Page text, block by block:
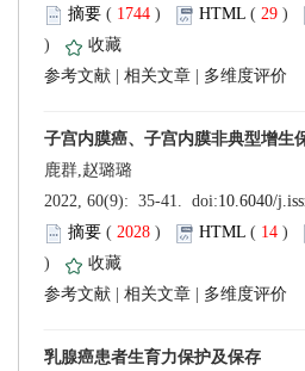
( ) 29 )
)
( ) 14 )
)